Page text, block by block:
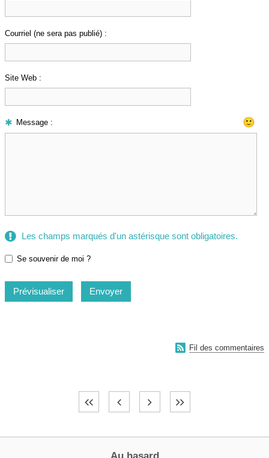
Courriel (ne sera pas publié) :
Site Web :
Message : 🙂
Les champs marqués d'un astérisque sont obligatoires.
Se souvenir de moi ?
 Fil des commentaires
Au hasard